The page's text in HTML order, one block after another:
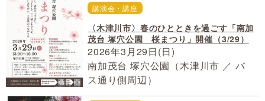
講演会・講座
〈木津川市〉春のひとときを過ごす「南加
茂台 塚穴公園 桜まつり」開催（3/29）
2026年3月29日(日)
南加茂台 塚穴公園（木津川市 ／ バ
ス通り側周辺）